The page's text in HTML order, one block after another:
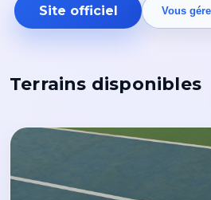
Site officiel Vous
Terrains disponibles